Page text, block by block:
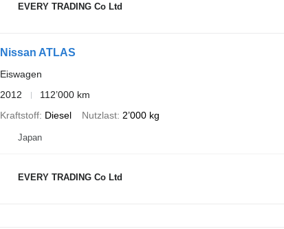
EVERY TRADING Co Ltd
Nissan ATLAS
Eiswagen
2012
112’000 km
Kraftstoff Diesel Nutzlast 2’000 kg
Japan
EVERY TRADING Co Ltd